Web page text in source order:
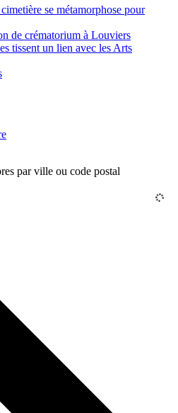
se métamorphose pour
de crématorium à Louviers
tissent un lien avec les Arts
par ville ou code postal